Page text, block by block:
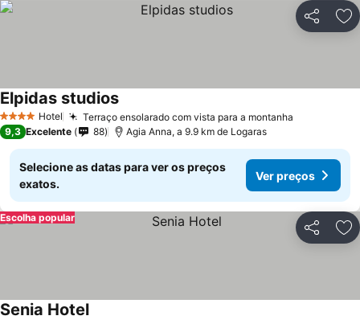
Partilhar
4 EstrelasHotel Terraço ensolarado com vista para a montanha
Elpidas studios
9,3 Excelente 88 Agia Anna, a 9.9 km de Logaras
Selecione as datas para ver os preços
exatos.
Ver preços
Partilhar
Escolha popular
Senia Hotel